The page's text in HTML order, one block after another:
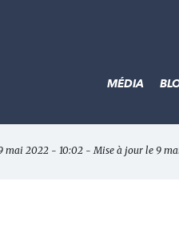
MÉDIA
mai 2022 - 10:02 - Mise à jour le 9